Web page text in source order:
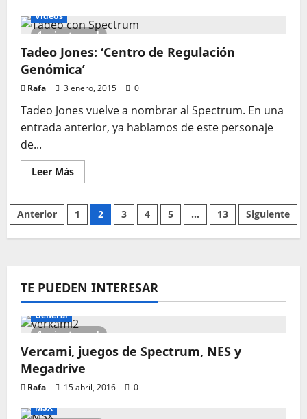
Hablamos
con
Aviles
de
Videojuegos
Alimentos
1 minute read
Vídeos
Tadeo Jones: ‘Centro de Regulación
Genómica’
Rafa 3 enero, 2015 0
Tadeo Jones vuelve a nombrar al Spectrum. En una
entrada anterior, ya hablamos de este personaje
de...
Leer MásLeer
más
Tadeo
Jones:
‘Centro
de
Paginación
de
Anterior 1 2 3 4 5 … 13 Siguiente
TE PUEDEN INTERESAR
1 minute read
General
Vercami, juegos de Spectrum, NES y
Megadrive
Rafa 15 abril, 2016 0
MSX